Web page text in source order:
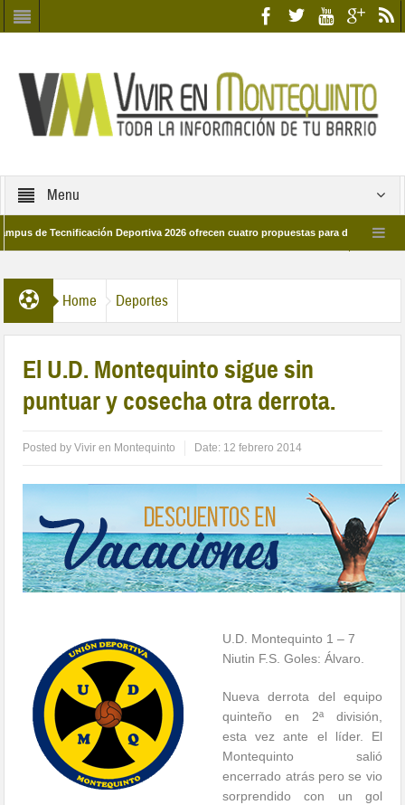
Menu
Tecnificación Deportiva 2026 ofrecen cuatro propuestas para disfrutar del
Home Deportes
El U.D. Montequinto sigue sin
puntuar y cosecha otra derrota.
Posted byVivir en Montequinto Date: 12 febrero 2014
U.D. Montequinto 1 – 7
Niutin F.S. Goles: Álvaro.
Nueva derrota del equipo
quinteño en 2ª división,
esta vez ante el líder. El
Montequinto salió
encerrado atrás pero se vio
sorprendido con un gol